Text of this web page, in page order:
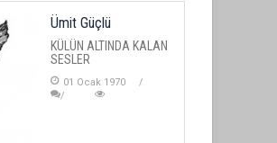
Ümit Güçlü
KÜLÜN ALTINDA KALAN
SESLER
01 Ocak 1970